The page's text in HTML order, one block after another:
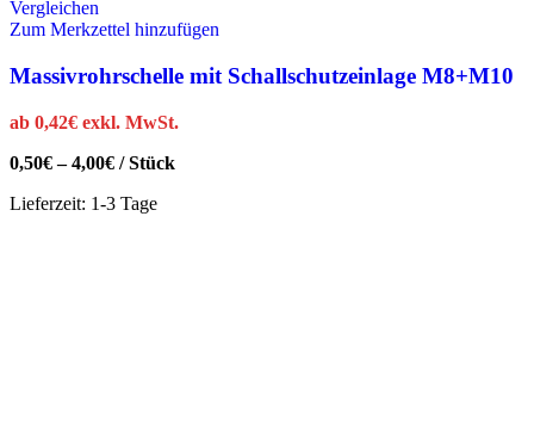
Vergleichen
Zum Merkzettel hinzufügen
Massivrohrschelle mit Schallschutzeinlage M8+M10
ab 0,42€ exkl. MwSt.
0,50€–4,00€ /Stück
Lieferzeit: 1-3 Tage